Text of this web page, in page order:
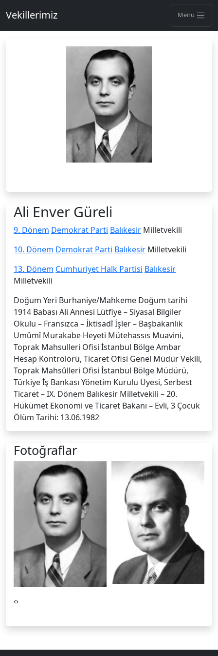
Vekillerimiz Menu
Ali Enver Güreli
9. Dönem Demokrat Parti Balıkesir Milletvekili
10. Dönem Demokrat Parti Balıkesir Milletvekili
13. Dönem Cumhuriyet Halk Partisi Balıkesir
Milletvekili
Doğum Yeri Burhaniye/Mahkeme Doğum tarihi
1914 Babası Ali Annesi Lütfiye – Siyasal Bilgiler
Okulu – Fran­sızca – İktisadî İşler – Başbakanlık
Umûmî Murakabe Heyeti Mütehassıs Muavini,
Toprak Mahsulleri Ofisi İstanbul Bölge Ambar
Hesap Kontrolörü, Ticaret Ofisi Genel Müdür Vekili,
Toprak Mahsûlleri Ofisi İstanbul Bölge Müdürü,
Türkiye İş Bankası Yönetim Kurulu Üyesi, Serbest
Ticaret – IX. Dönem Balıkesir Milletvekili – 20.
Hükümet Ekonomi ve Tica­ret Bakanı – Evli, 3 Çocuk
Ölüm Tarihi: 13.06.1982
Fotoğraflar
‹›